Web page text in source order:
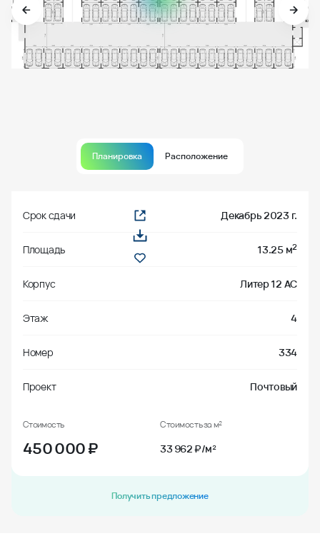
Планировка Расположение
Срок сдачи Декабрь 2023 г.
Площадь 13.25 м2
Корпус Литер 12 АС
Этаж 4
Номер 334
Проект Почтовый
Стоимость
450 000₽
Стоимость за м²
33 962 ₽/м²
Получить предложение